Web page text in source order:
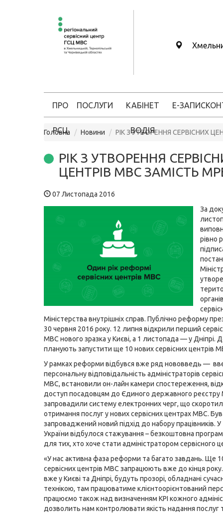
ПРО
РСЦ
ПОСЛУГИ КАБІНЕТ
ВОДІЯ
Е-ЗАПИС
Головна Новини РІК З УТВОРЕННЯ СЕРВІСНИХ
РІК З УТВОРЕННЯ
ЦЕНТРІВ МВС ЗАМІСТЬ
07 Листопада 2016
За
рівно
Міністерства внутрішніх справ. Публічно реформу
30 червня 2016 року. 12 липня відкрили перший
МВС нового зразка у Києві, а 1 листопада — у Дніпрі.
планують запустити ще 10 нових сервісних центрів
У рамках реформи відбувся вже ряд нововведь —
персональну відповідальність адміністраторів
МВС, встановили он-лайн камери спостереження,
доступ посадовцям до Єдиного державного
запровадили систему електронних черг, що
отримання послуг у нових сервісних центрах МВС. Був
запроваджений новий підхід до набору працівників.
України відбулося стажування – безкоштовна
для тих, хто хоче стати адміністратором сервісного
«У нас активна фаза реформи та багато завдань. Ще
сервісних центрів МВС запрацюють вже до кінця року.
вже у Києві та Дніпрі, будуть прозорі, обладнані
технікою, там працюватиме клієнтоорієнтований
працюємо також над визначенням KPI кожного
дозволить нам контролювати якість надання послуг